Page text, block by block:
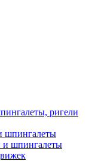
ригели
шпингалеты
и шпингалеты